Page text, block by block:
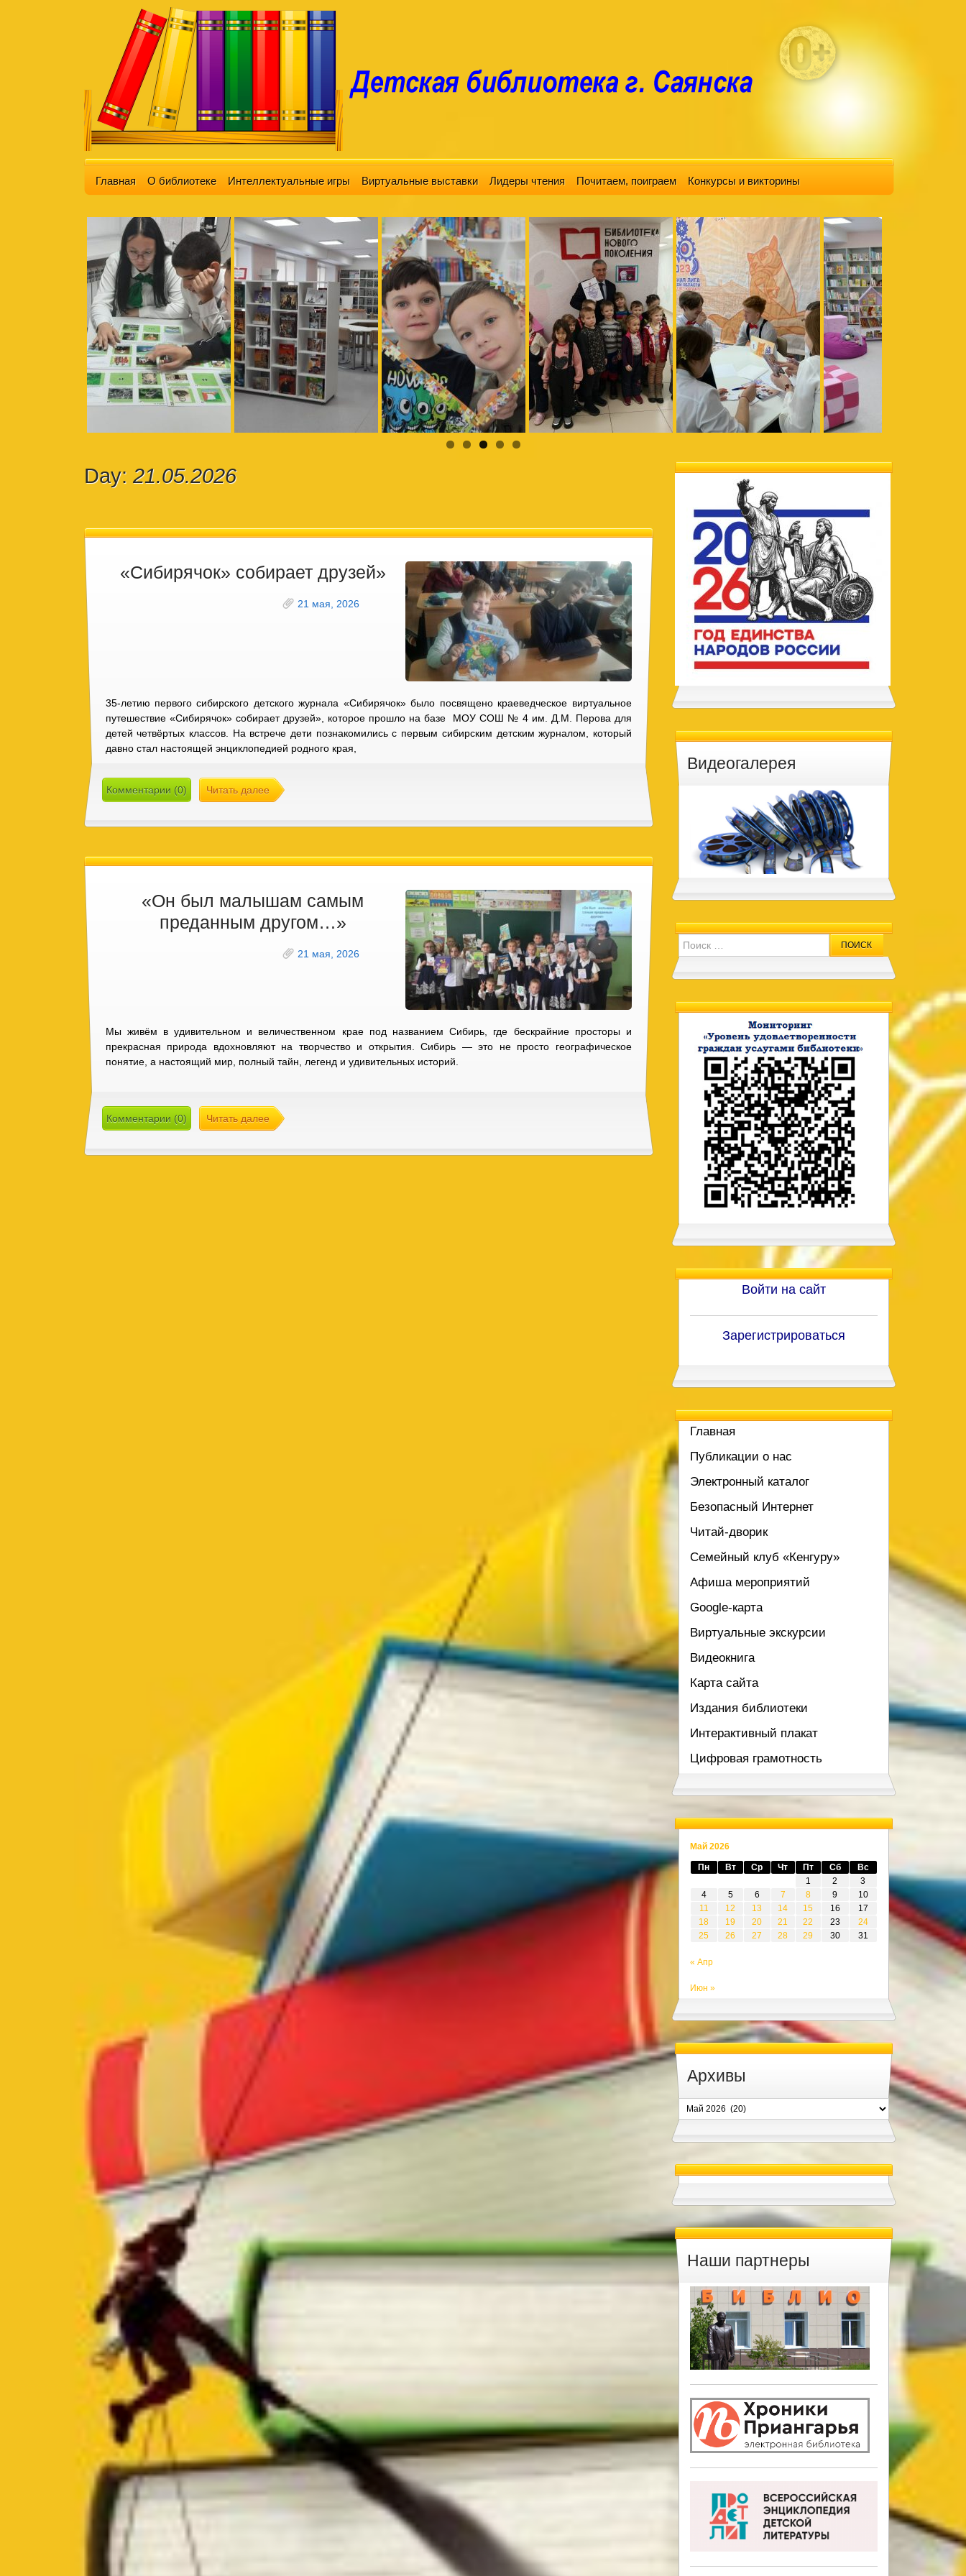
Главная О библиотеке Интеллектуальные игры Виртуальные выставки Лидеры чтения Почитаем, поиграем Конкурсы и викторины
Day: 21.05.2026
«Сибирячок» собирает друзей»
21 мая, 2026
35-летию первого сибирского детского журнала «Сибирячок» было посвящено краеведческое виртуальное
путешествие «Сибирячок» собирает друзей», которое прошло на базе МОУ СОШ № 4 им. Д.М. Перова для
детей четвёртых классов. На встрече дети познакомились с первым сибирским детским журналом, который
давно стал настоящей энциклопедией родного края,
Комментарии (0) Читать далее
«Он был малышам самым
преданным другом…»
21 мая, 2026
Мы живём в удивительном и величественном крае под названием Сибирь, где бескрайние просторы и
прекрасная природа вдохновляют на творчество и открытия. Сибирь — это не просто географическое
понятие, а настоящий мир, полный тайн, легенд и удивительных историй.
Комментарии (0) Читать далее
Видеогалерея
Search for:
Войти на сайт
Зарегистрироваться
Главная
Публикации о нас
Электронный каталог
Безопасный Интернет
Читай-дворик
Семейный клуб «Кенгуру»
Афиша мероприятий
Google-карта
Виртуальные экскурсии
Видеокнига
Карта сайта
Издания библиотеки
Интерактивный плакат
Цифровая грамотность
Май 2026
Пн Вт Ср Чт Пт Сб
Вс
1
2
3
4
5 6 7 8 9
10
11
12 13 14 15 16
17
18
19 20 21 22 23
24
25
26 27 28 29 30 31
« Апр
Июн »
Архивы
Архивы
Наши партнеры